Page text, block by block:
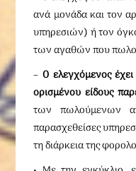
ανά μονάδα και τον
υπηρεσιών) ή τον
των αγαθών που
–Ο ελεγχόμενος
ορισμένου είδους
των πωλούμενων
παρασχεθείσες
τη διάρκεια της